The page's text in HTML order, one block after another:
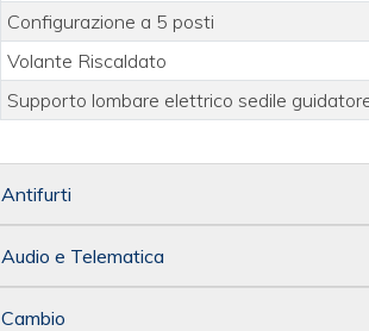
Configurazione a 5 posti
Volante Riscaldato
Supporto lombare elettrico sedile
Antifurti
Audio e Telematica
Cambio